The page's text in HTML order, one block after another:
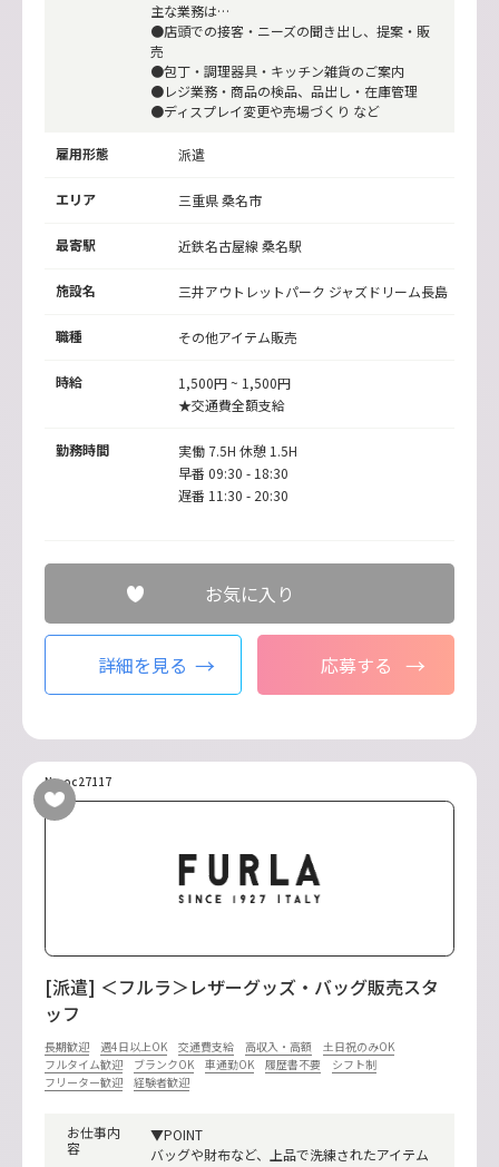
主な業務は…
●店頭での接客・ニーズの聞き出し、提案・販
売
●包丁・調理器具・キッチン雑貨のご案内
●レジ業務・商品の検品、品出し・在庫管理
●ディスプレイ変更や売場づくり など
雇用形態 派遣
エリア 三重県 桑名市
最寄駅 近鉄名古屋線桑名駅
施設名 三井アウトレットパーク ジャズドリーム長島
職種 その他アイテム販売
時給
1,500円 ~ 1,500円
★交通費全額支給
勤務時間
実働 7.5H 休憩 1.5H
早番 09:30 - 18:30
遅番 11:30 - 20:30
お気に入り
詳細を見る 応募する
No.oc27117
[派遣] ＜フルラ＞レザーグッズ・バッグ販売スタ
ッフ
長期歓迎 週4日以上OK 交通費支給 高収入・高額
土日祝のみOK
フルタイム歓迎
ブランクOK 車通勤OK 履歴書不要
シフト制
フリーター歓迎
経験者歓迎
お仕事内
容
▼POINT
バッグや財布など、上品で洗練されたアイテム